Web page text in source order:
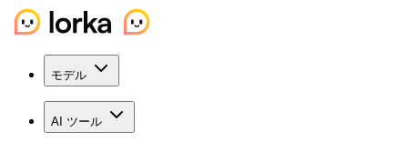
モデル
AI ツール